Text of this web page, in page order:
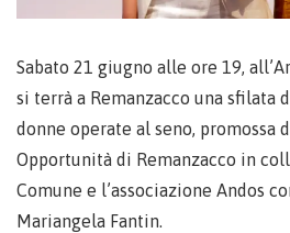
Sabato 21 giugno alle ore 19,
si terrà a Remanzacco una sfilata
donne operate al seno, promossa
Opportunità di Remanzacco in
Comune e l’associazione Andos
Mariangela Fantin.